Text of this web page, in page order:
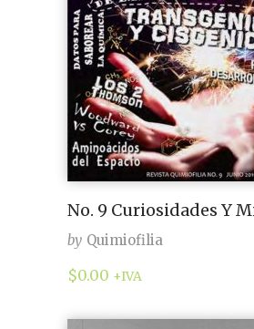
No. 9 Curiosidades Y
by Quimiofilia
$0.00 +IVA